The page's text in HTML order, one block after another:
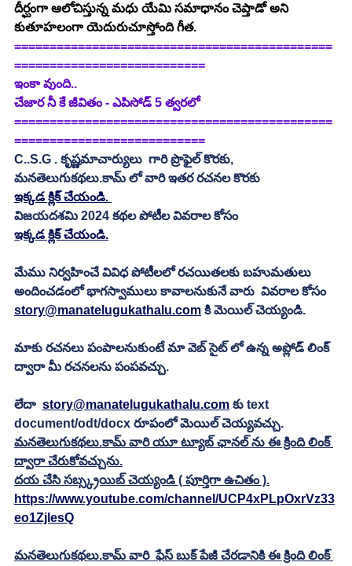
దీర్ఘంగా ఆలోచిస్తున్న మధు యేమి సమాధానం చెప్తాడో అని
కుతూహలంగా యెదురుచూస్తోంది గీత.
=============================================
===========================
ఇంకా వుంది..
చేజార నీ కే జీవితం - ఎపిసోడ్ 5 త్వరలో
=============================================
===========================
C..S.G . కృష్ణమాచార్యులు  గారి ప్రొఫైల్ కొరకు,
మనతెలుగుకథలు.కామ్ లో వారి ఇతర రచనల కొరకు
ఇక్కడ క్లిక్ చేయండి.
విజయదశమి 2024 కథల పోటీల వివరాల కోసం
ఇక్కడ క్లిక్ చేయండి.
మేము నిర్వహించే వివిధ పోటీలలో రచయితలకు బహుమతులు
అందించడంలో భాగస్వాములు కావాలనుకునే వారు  వివరాల కోసం
story@manatelugukathalu.com కి మెయిల్ చెయ్యండి.
మాకు రచనలు పంపాలనుకుంటే మా వెబ్ సైట్ లో ఉన్న అప్లోడ్ లింక్
ద్వారా మీ రచనలను పంపవచ్చు.
లేదా story@manatelugukathalu.com కు text
document/odt/docx రూపంలో మెయిల్ చెయ్యవచ్చు.
మనతెలుగుకథలు.కామ్ వారి యూ ట్యూబ్ ఛానల్ ను ఈ క్రింది లింక్
ద్వారా చేరుకోవచ్చును.
దయ చేసి సబ్స్క్రయిబ్ చెయ్యండి ( పూర్తిగా ఉచితం ).
https://www.youtube.com/channel/UCP4xPLpOxrVz33
eo1ZjlesQ
మనతెలుగుకథలు.కామ్ వారి  ఫేస్ బుక్ పేజీ చేరడానికి ఈ క్రింది లింక్